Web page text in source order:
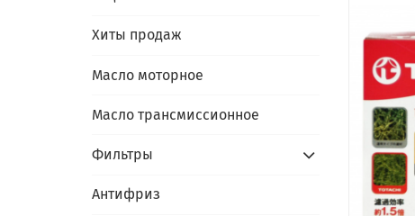
Хиты продаж
Масло моторное
Масло трансмиссионное
Фильтры
Антифриз